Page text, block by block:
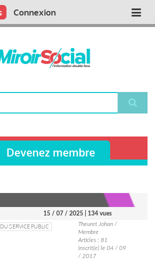
Connexion
Devenez membre
15 / 07 / 2025 | 134 vues
SERVICE PUBLIC
Theuret Johan /
Membre
Articles : 81
Inscrit(e) le 04 / 09
/ 2017